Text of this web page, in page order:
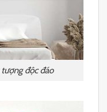
độc đáo